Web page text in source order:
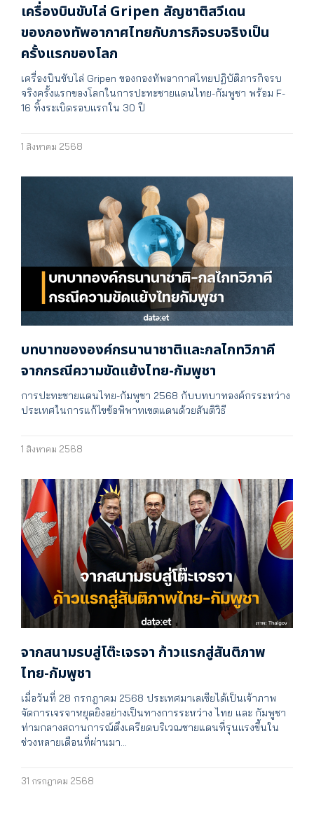
เครื่องบินขับไล่ Gripen สัญชาติสวีเดน
ของกองทัพอากาศไทยกับภารกิจรบจริงเป็น
ครั้งแรกของโลก
เครื่องบินขับไล่ Gripen ของกองทัพอากาศไทยปฏิบัติภารกิจรบ
จริงครั้งแรกของโลกในการปะทะชายแดนไทย-กัมพูชา พร้อม F-
16 ทิ้งระเบิดรอบแรกใน 30 ปี
1 สิงหาคม 2568
บทบาทขององค์กรนานาชาติและกลไกทวิภาคี
จากกรณีความขัดแย้งไทย-กัมพูชา
การปะทะชายแดนไทย-กัมพูชา 2568 กับบทบาทองค์กรระหว่าง
ประเทศในการแก้ไขข้อพิพาทเขตแดนด้วยสันติวิธี
1 สิงหาคม 2568
จากสนามรบสู่โต๊ะเจรจา ก้าวแรกสู่สันติภาพ
ไทย-กัมพูชา
เมื่อวันที่ 28 กรกฎาคม 2568 ประเทศมาเลเซียได้เป็นเจ้าภาพ
จัดการเจรจาหยุดยิงอย่างเป็นทางการระหว่าง ไทย และ กัมพูชา
ท่ามกลางสถานการณ์ตึงเครียดบริเวณชายแดนที่รุนแรงขึ้นใน
ช่วงหลายเดือนที่ผ่านมา…
31 กรกฎาคม 2568